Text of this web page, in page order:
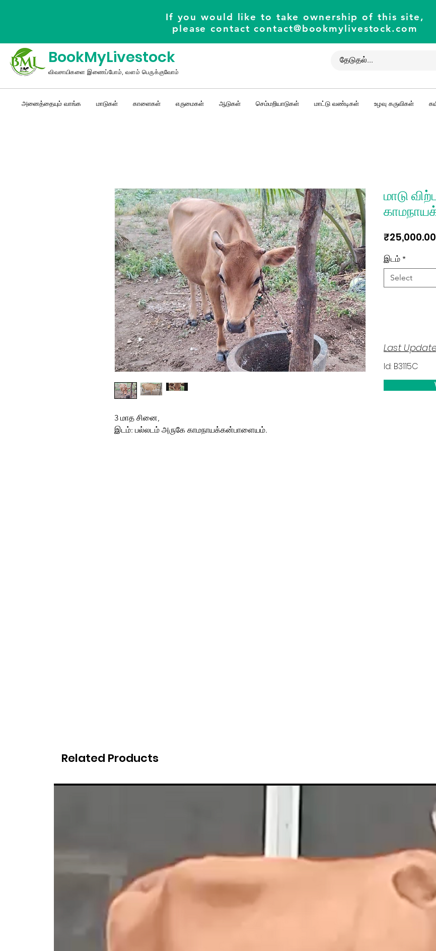
If you would like to take ownership of this site,
please contactcontact@bookmylivestock.com
BookMyLivestock
விவசாயிகளை இணைப்போம், வளம் பெருக்குவோம்
அனைத்தையும் வாங்க மாடுகள் காளைகள் எருமைகள் ஆடுகள் செம்மறியாடுகள் மாட்டு வண்டிகள் உழவு கருவிகள்
3 மாத சினை,
இடம்: பல்லடம் அருகே காமநாயக்கன்பாளையம்.
மாடு
₹25,000.00
இடம் *
Select
Last
Id: B3115C
Related Products